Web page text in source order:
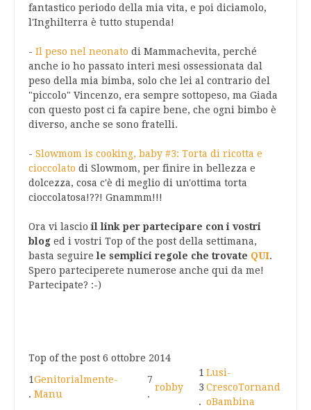
fantastico periodo della mia vita, e poi diciamolo,
l'Inghilterra è tutto stupenda!
- Il peso nel neonato di Mammachevita, perché
anche io ho passato interi mesi ossessionata dal
peso della mia bimba, solo che lei al contrario del
"piccolo" Vincenzo, era sempre sottopeso, ma Giada
con questo post ci fa capire bene, che ogni bimbo è
diverso, anche se sono fratelli.
- Slowmom is cooking, baby #3: Torta di ricotta e
cioccolato di Slowmom, per finire in bellezza e
dolcezza, cosa c'è di meglio di un'ottima torta
cioccolatosa!??! Gnammm!!!
Ora vi lascioil link per partecipare con i vostri
blog ed i vostri Top of the post della settimana,
basta seguirele semplici regole che trovate QUI.
Spero parteciperete numerose anche qui da me!
Partecipate? :-)
Top of the post 6 ottobre 2014
1
.
Genitorialmente-
Manu
7
.
robby
1
3
.
Lusi-
CrescoTornand
oBambina